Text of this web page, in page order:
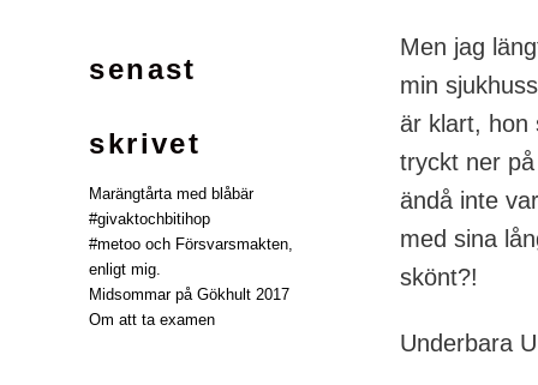
Men jag
min
är klart, hon
tryckt ner
ändå inte
med sina
skönt?!
Underbara
senast
skrivet
Marängtårta med blåbär
#givaktochbitihop
#metoo och Försvarsmakten,
enligt mig.
Midsommar på Gökhult 2017
Om att ta examen